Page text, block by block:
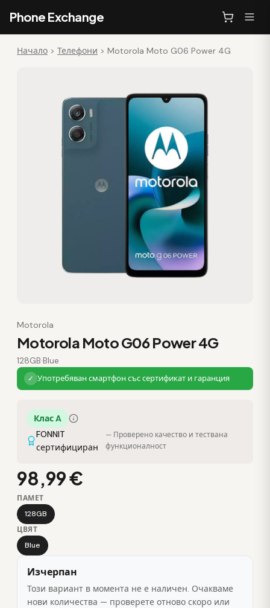
Phone Exchange
Начало > Телефони > Motorola Moto G06 Power 4G
Motorola
Motorola Moto G06 Power 4G
128GB·Blue
✓ Употребяван смартфон със сертификат и гаранция
Клас A
FONNIT
сертифициран
— Проверено качество и тествана
функционалност
98,99 €
ПАМЕТ
128GB
ЦВЯТ
Blue
Изчерпан
Този вариант в момента не е наличен. Очакваме
нови количества — проверете отново скоро или